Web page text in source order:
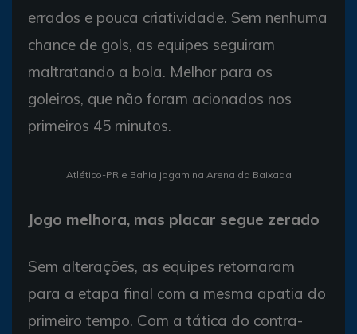
errados e pouca criatividade. Sem nenhuma
chance de gols, as equipes seguiram
maltratando a bola. Melhor para os
goleiros, que não foram acionados nos
primeiros 45 minutos.
Atlético-PR e Bahia jogam na Arena da Baixada
Jogo melhora, mas placar segue zerado
Sem alterações, as equipes retornaram
para a etapa final com a mesma apatia do
primeiro tempo. Com a tática do contra-